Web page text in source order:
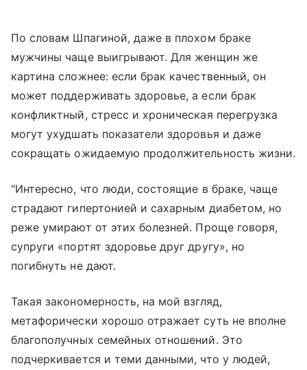
По словам Шпагиной, даже в плохом браке
мужчины чаще выигрывают. Для женщин же
картина сложнее: если брак качественный, он
может поддерживать здоровье, а если брак
конфликтный, стресс и хроническая перегрузка
могут ухудшать показатели здоровья и даже
сокращать ожидаемую продолжительность жизни.
"Интересно, что люди, состоящие в браке, чаще
страдают гипертонией и сахарным диабетом, но
реже умирают от этих болезней. Проще говоря,
супруги «портят здоровье друг другу», но
погибнуть не дают.
Такая закономерность, на мой взгляд,
метафорически хорошо отражает суть не вполне
благополучных семейных отношений. Это
подчеркивается и теми данными, что у людей,